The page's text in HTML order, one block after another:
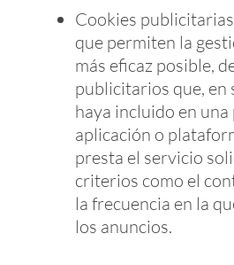
Cookies
que permiten la
más eficaz posible,
publicitarios que, en
haya incluido en una
aplicación o
presta el servicio
criterios como el
la frecuencia en la
los anuncios.